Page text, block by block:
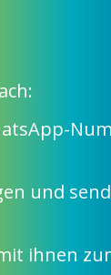
und
ihnen